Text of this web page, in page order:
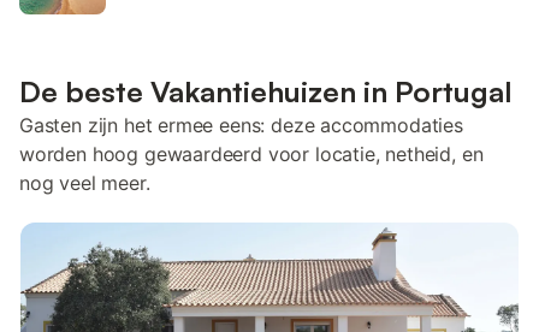
De beste Vakantiehuizen in Portugal
Gasten zijn het ermee eens: deze accommodaties
worden hoog gewaardeerd voor locatie, netheid, en
nog veel meer.